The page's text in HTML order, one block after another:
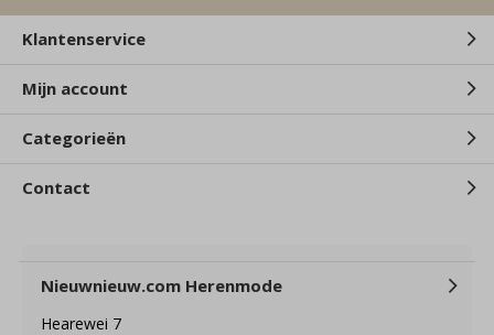
Klantenservice
Mijn account
Categorieën
Contact
Nieuwnieuw.com Herenmode
Hearewei 7